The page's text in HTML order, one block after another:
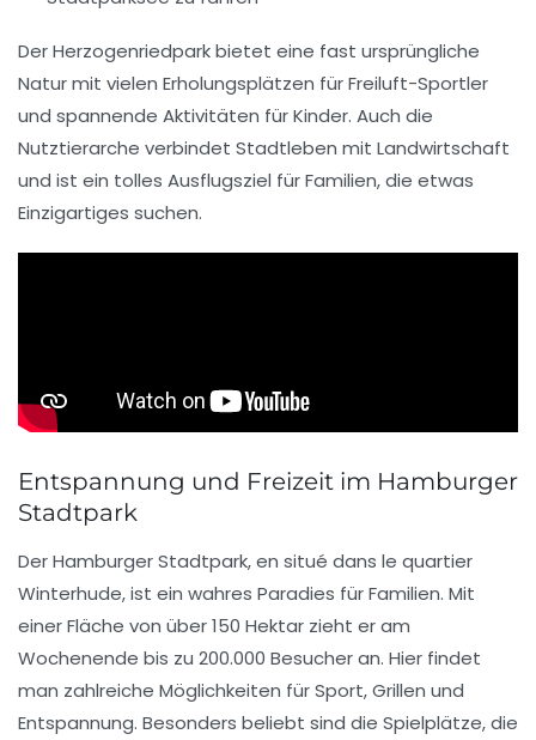
DerHerzogenriedparkbietet eine fast ursprüngliche
Natur mit vielen Erholungsplätzen fürFreiluft-Sportler
und spannende Aktivitäten für Kinder. Auch die
Nutztierarche verbindet Stadtleben mit Landwirtschaft
und ist ein tolles Ausflugsziel für Familien, die etwas
Einzigartiges suchen.
Entspannung und Freizeit im Hamburger
Stadtpark
DerHamburger Stadtpark, en situé dans le quartier
Winterhude, ist ein wahres Paradies für Familien. Mit
einer Fläche von über150 Hektar zieht er am
Wochenende bis zu 200.000 Besucheran. Hier findet
man zahlreiche Möglichkeiten fürSport,Grillen und
Entspannung. Besonders beliebt sind die Spielplätze, die